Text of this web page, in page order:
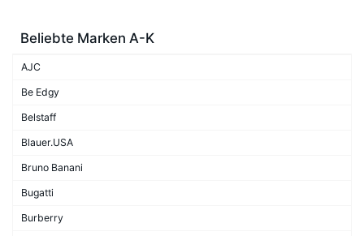
Beliebte Marken A-K
AJC
Be Edgy
Belstaff
Blauer.USA
Bruno Banani
Bugatti
Burberry